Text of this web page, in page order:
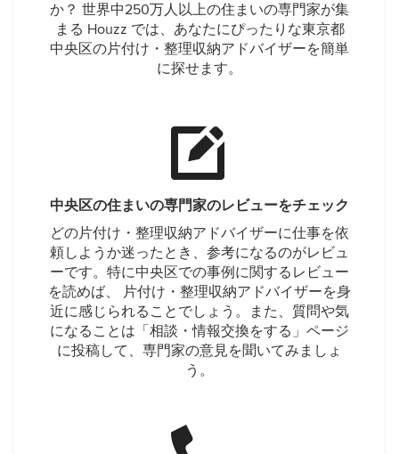
か？ 世界中250万人以上の住まいの専門家が集
まる Houzz では、あなたにぴったりな東京都
中央区の片付け・整理収納アドバイザーを簡単
に探せます。
中央区の住まいの専門家のレビューをチェック
どの片付け・整理収納アドバイザーに仕事を依
頼しようか迷ったとき、参考になるのがレビュ
ーです。特に中央区での事例に関するレビュー
を読めば、 片付け・整理収納アドバイザーを身
近に感じられることでしょう。また、質問や気
になることは「相談・情報交換をする」ページ
に投稿して、専門家の意見を聞いてみましょ
う。